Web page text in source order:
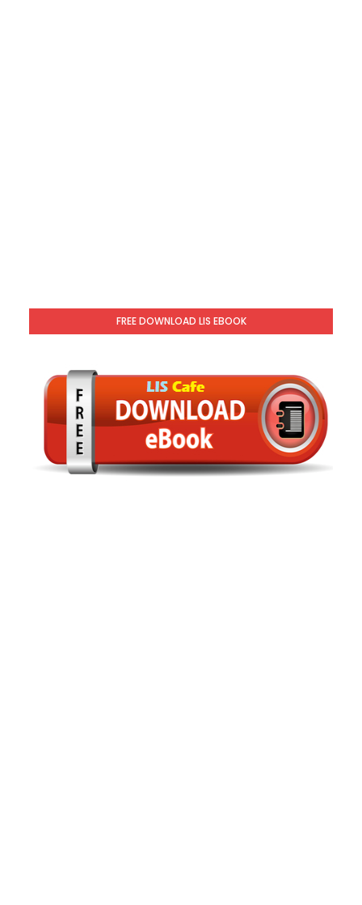
FREE DOWNLOAD LIS EBOOK